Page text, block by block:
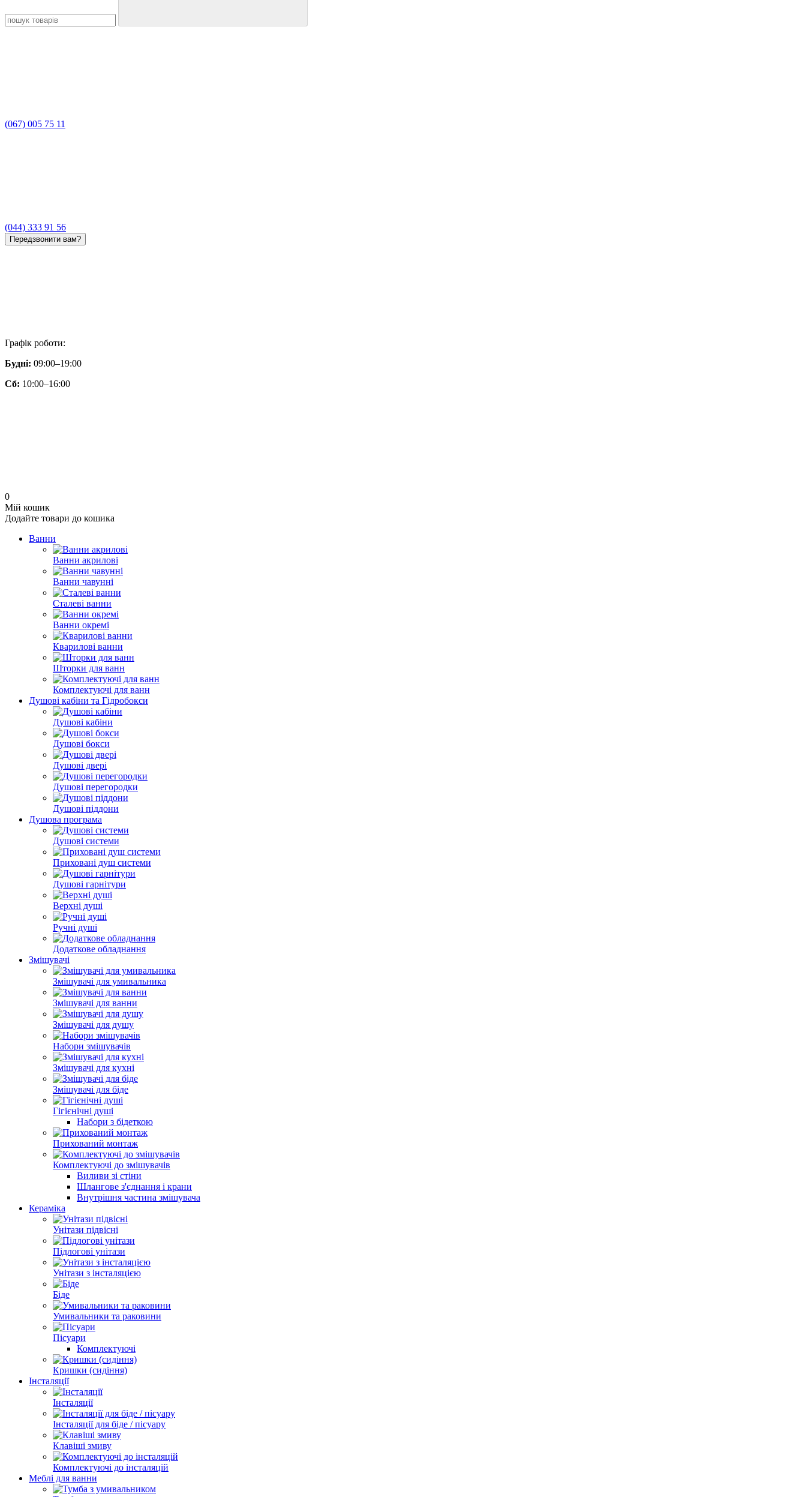
(067) 005 75 11
(044) 333 91 56
Передзвонити вам?
Графік роботи:
Будні: 09:00–19:00
Сб: 10:00–16:00
0
Мій кошик
Додайте товари до кошика
Ванни
Ванни акрилові
Ванни чавунні
Сталеві ванни
Ванни окремі
Кварилові ванни
Шторки для ванн
Комплектуючі для ванн
Душові кабіни та Гідробокси
Душові кабіни
Душові бокси
Душові двері
Душові перегородки
Душові піддони
Душова програма
Душові системи
Приховані душ системи
Душові гарнітури
Верхні душі
Ручні душі
Додаткове обладнання
Змішувачі
Змішувачі для умивальника
Змішувачі для ванни
Змішувачі для душу
Набори змішувачів
Змішувачі для кухні
Змішувачі для біде
Гігієнічні душі
Набори з бідеткою
Прихований монтаж
Комплектуючі до змішувачів
Виливи зі стіни
Шлангове з'єднання і крани
Внутрішня частина змішувача
Кераміка
Унітази підвісні
Підлогові унітази
Унітази з інсталяцією
Біде
Умивальники та раковини
Пісуари
Комплектуючі
Кришки (сидіння)
Інсталяції
Інсталяції
Інсталяції для біде / пісуару
Клавіші змиву
Комплектуючі до інсталяцій
Меблі для ванни